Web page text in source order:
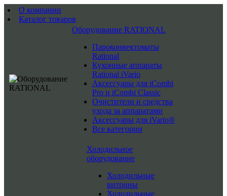
О компании
Каталог товаров
Оборудование RATIONAL
Пароконвектоматы
Rational
Кухонные аппараты
Rational iVario
Аксессуары для iCombi
Pro и iCombi Classic
Очистители и средства
ухода за аппаратами
Аксессуары для iVario®
Все категории
Холодильное
оборудование
Холодильные
витрины
Холодильные